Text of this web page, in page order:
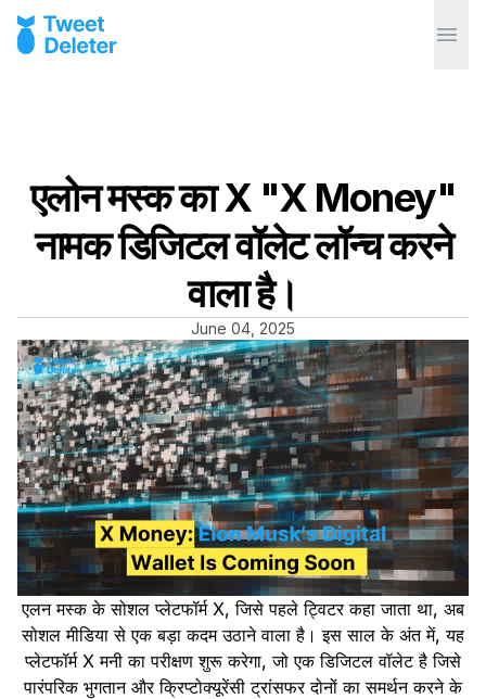
एलोन मस्क का X "X Money"
नामक डिजिटल वॉलेट लॉन्च करने
वाला है।
June 04, 2025
एलन मस्क के सोशल प्लेटफॉर्म X, जिसे पहले ट्विटर कहा जाता था, अब
सोशल मीडिया से एक बड़ा कदम उठाने वाला है। इस साल के अंत में, यह
प्लेटफॉर्म X मनी का परीक्षण शुरू करेगा, जो एक डिजिटल वॉलेट है जिसे
पारंपरिक भुगतान और क्रिप्टोक्यूरेंसी ट्रांसफर दोनों का समर्थन करने के